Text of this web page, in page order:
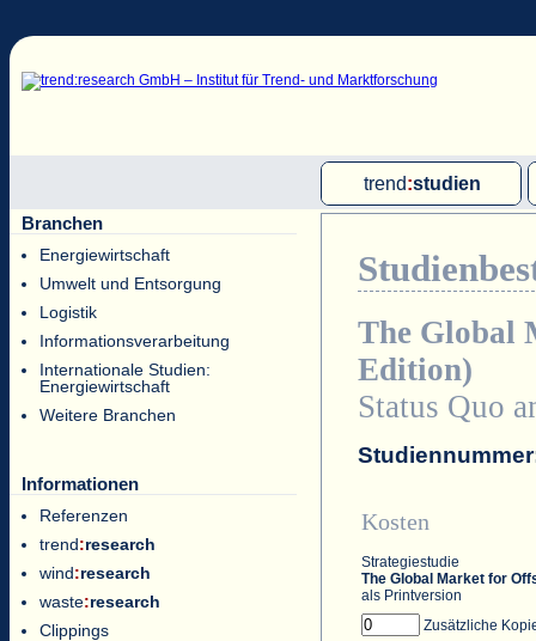
trend:studien
Single-Client-Studien
Branchen
Energiewirtschaft
Umwelt und Entsorgung
Logistik
Informationsverarbeitung
Internationale Studien:
Energiewirtschaft
Weitere Branchen
Informationen
Referenzen
trend:research
wind:research
waste:research
Clippings
The Global
Edition)
Status Quo
Kosten
Strategiestudie
The Global Market for
als Printversion
Zusätzliche